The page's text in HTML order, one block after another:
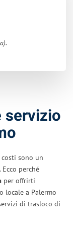
servizio
sono un
perché
per offrirti
locale a Palermo
di trasloco di